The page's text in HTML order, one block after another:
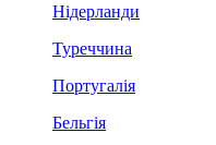
Нідерланди
Туреччина
Португалія
Бельгія